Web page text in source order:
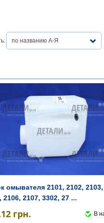
по названию А-Я
омывателя 2101, 2102, 2103,
2106, 2107, 3302, 27 ...
грн. В